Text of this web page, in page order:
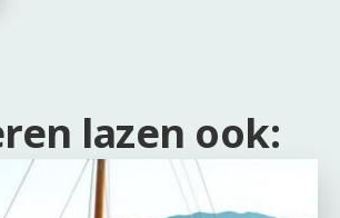
lazen ook: